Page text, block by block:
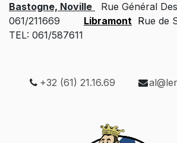
Bastogne, Noville
Rue Général
061/211669
Libramont Rue de
TEL: 061/587611
+32 (61) 21.16.69